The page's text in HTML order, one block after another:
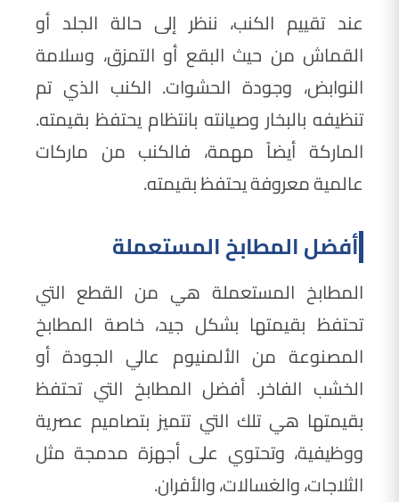
عند تقييم الكنب، ننظر إلى حالة الجلد أو
القماش من حيث البقع أو التمزق، وسلامة
النوابض، وجودة الحشوات. الكنب الذي تم
تنظيفه بالبخار وصيانته بانتظام يحتفظ بقيمته.
الماركة أيضاً مهمة، فالكنب من ماركات
عالمية معروفة يحتفظ بقيمته.
أفضل المطابخ المستعملة
المطابخ المستعملة هي من القطع التي
تحتفظ بقيمتها بشكل جيد، خاصة المطابخ
المصنوعة من الألمنيوم عالي الجودة أو
الخشب الفاخر. أفضل المطابخ التي تحتفظ
بقيمتها هي تلك التي تتميز بتصاميم عصرية
ووظيفية، وتحتوي على أجهزة مدمجة مثل
الثلاجات، والغسالات، والأفران.